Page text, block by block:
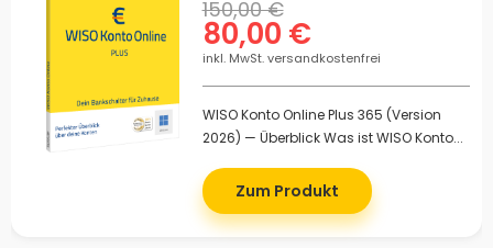
80,00 €
150,00 €
inkl. MwSt. versandkostenfrei
WISO Konto Online Plus 365 (Version
2026) — Überblick Was ist WISO Konto...
Zum Produkt